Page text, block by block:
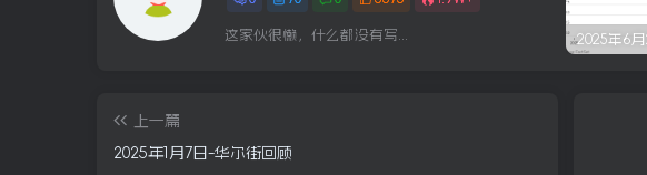
这家伙很懒，什么都没有写...
上一篇
2025年1月7日-华尔街回顾